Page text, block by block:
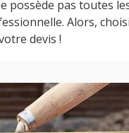
possède pas toutes
Alors,
devis !